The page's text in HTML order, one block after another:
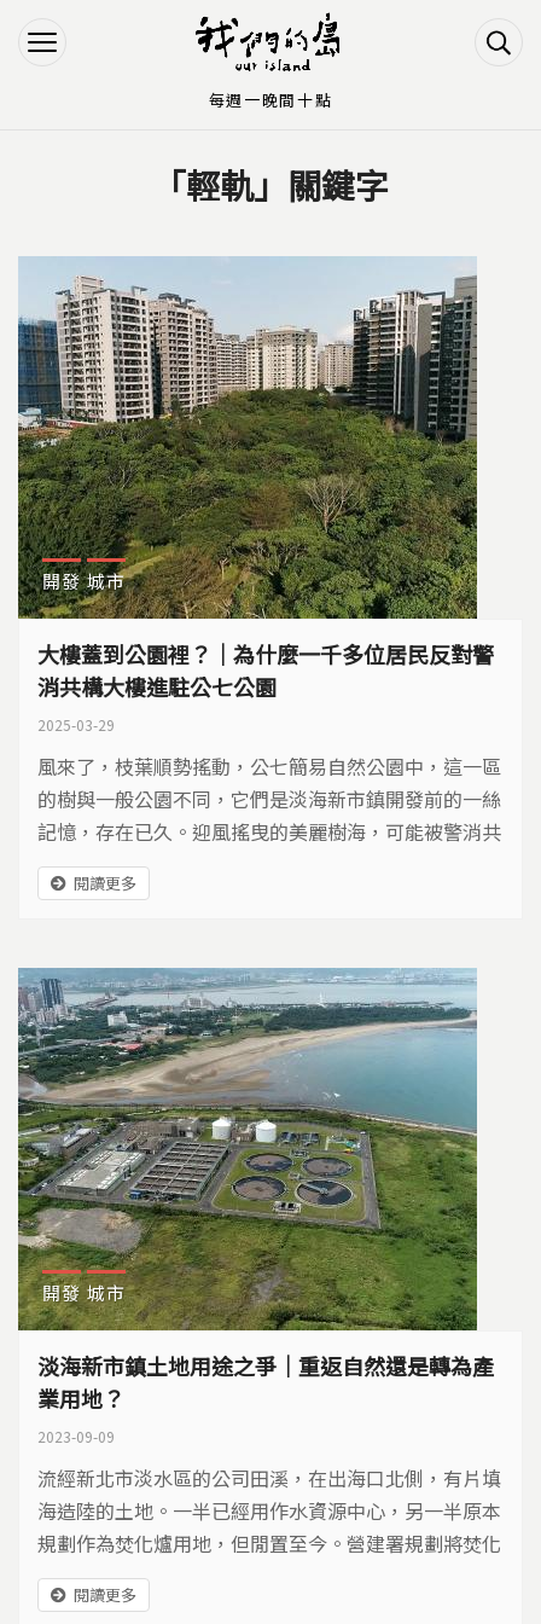
Jump to Navigation
Jump to Main content
「輕軌」關鍵字
開發 城市
大樓蓋到公園裡？｜為什麼一千多位居民反對警
消共構大樓進駐公七公園
2025-03-29
風來了，枝葉順勢搖動，公七簡易自然公園中，這一區
的樹與一般公園不同，它們是淡海新市鎮開發前的一絲
記憶，存在已久。迎風搖曳的美麗樹海，可能被警消共
構大樓取代。
閱讀更多
開發 城市
淡海新市鎮土地用途之爭｜重返自然還是轉為產
業用地？
2023-09-09
流經新北市淡水區的公司田溪，在出海口北側，有片填
海造陸的土地。一半已經用作水資源中心，另一半原本
規劃作為焚化爐用地，但閒置至今。營建署規劃將焚化
爐用地變更為產業專區，部分居民認為不妥。這塊向大
海要來的地，用來做什麼才是最佳方案？
閱讀更多
每週一晚間十點